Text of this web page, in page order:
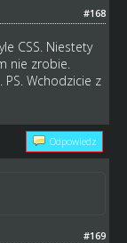
#168
CSS. Niestety
nie zrobie.
Wchodzicie z
Odpowiedz
#169